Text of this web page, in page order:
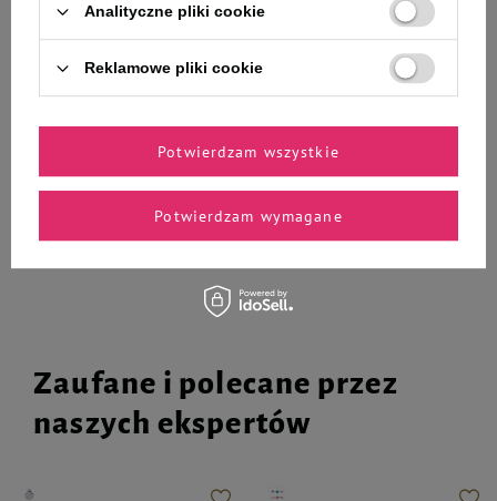
Mokra karma dla psa alergika
+
Do koszyka
Mokra karma dla psa alergika
Dolina Noteci Premium Pure
brązowym zestaw 12 x 400 g
-
Zaufane i polecane przez
naszych ekspertów
Analityczne pliki cookie
Reklamowe pliki cookie
Potwierdzam wymagane
Potwierdzam wszystkie